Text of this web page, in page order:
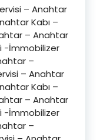
– Anahtar
Kabı –
– Anahtar
-İmmobilizer
–
– Anahtar
Kabı –
– Anahtar
-İmmobilizer
–